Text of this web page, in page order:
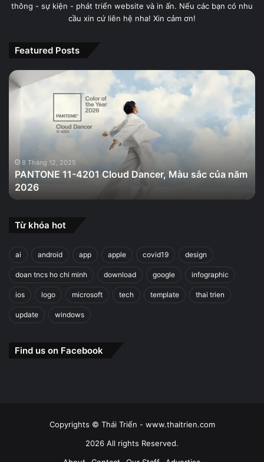
thông - sự kiện - phát triển website và in ấn. Nếu các bạn có nhu
cầu xin cứ liên hệ nha! Xin cảm ơn!
Featured Posts
PANTONE
11-
Màu
của
năm
2026
8 Tháng 12, 2025
PANTONE 11-4201 Cloud Dancer, Màu sắc của năm
2026
Từ khóa hot
ai android app apple covid19 design
doan tncs ho chi minh download google infographic
ios logo microsoft tech template thai trien
update windows
Find us on Facebook
Copyrights © Thái Triển - www.thaitrien.com
2026 All rights Reserved.